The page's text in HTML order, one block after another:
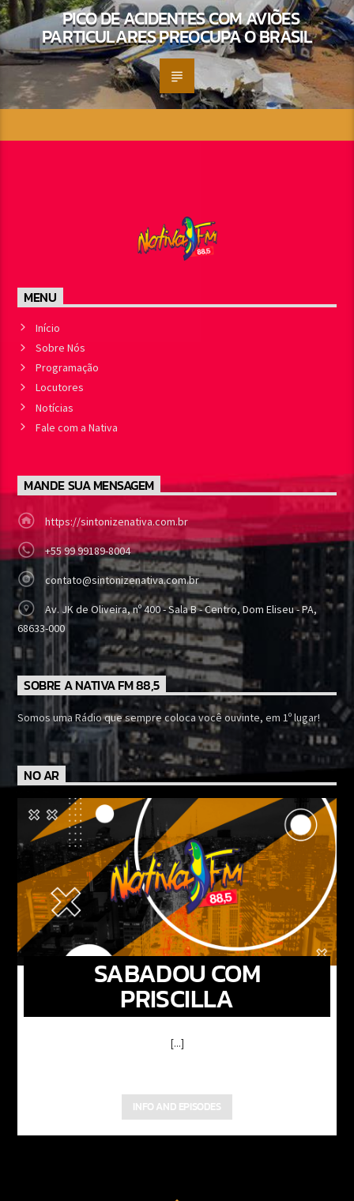
PICO DE ACIDENTES COM AVIÕES
PARTICULARES PREOCUPA O BRASIL
MENU
Início
Sobre Nós
Programação
Locutores
Notícias
Fale com a Nativa
MANDE SUA MENSAGEM
https://sintonizenativa.com.br
+55 99 99189-8004
contato@sintonizenativa.com.br
Av. JK de Oliveira, nº 400 - Sala B - Centro, Dom Eliseu - PA,
68633-000
SOBRE A NATIVA FM 88,5
Somos uma Rádio que sempre coloca você ouvinte, em 1º lugar!
NO AR
SABADOU COM
PRISCILLA
[...]
INFO AND EPISODES